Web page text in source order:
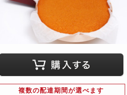
複数の配達期間が選べます